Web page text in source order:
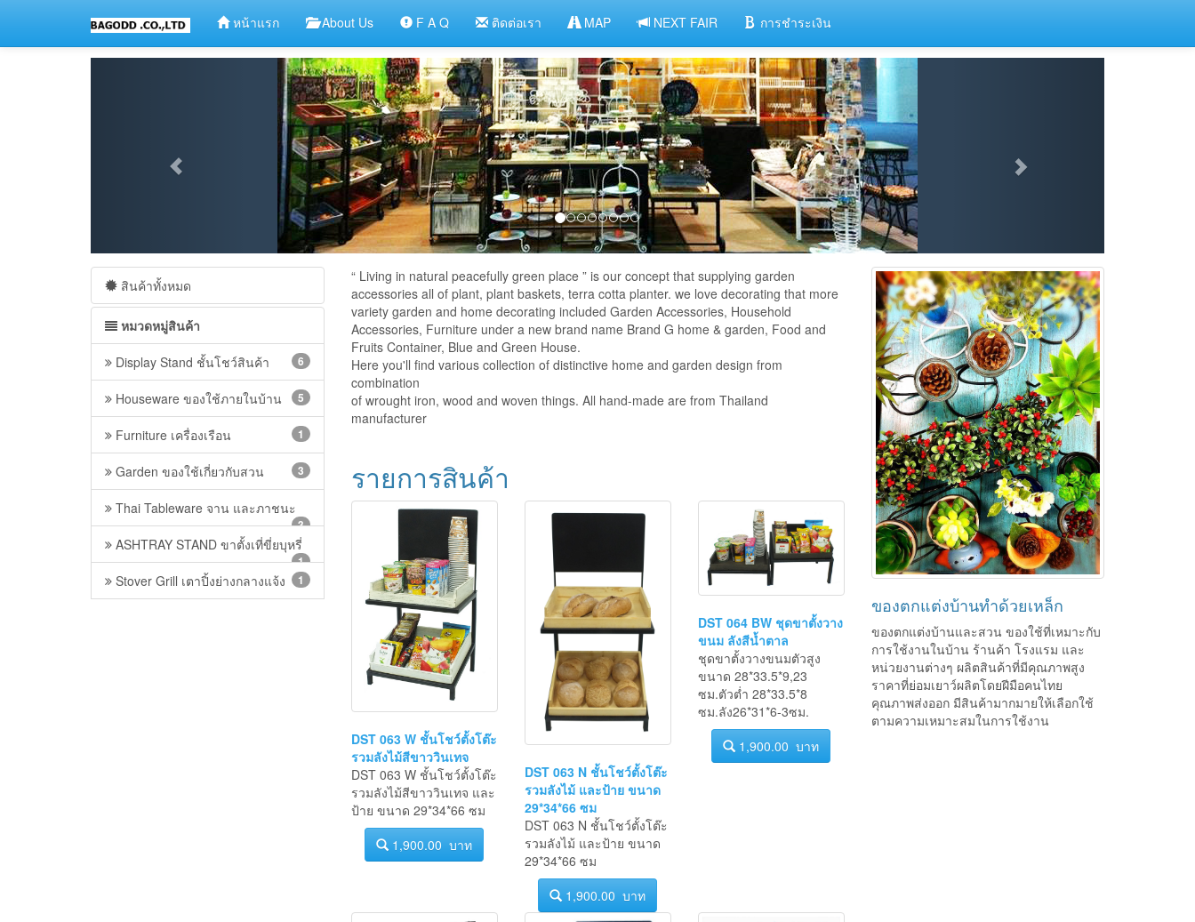
หน้าแรก About Us F A Q ติดต่อเรา MAP NEXT FAIR การชำระเงิน
สินค้าทั้งหมด
หมวดหมู่สินค้า
Display Stand ชั้นโชว์สินค้า 6
Houseware ของใช้ภายในบ้าน 5
Furniture เครื่องเรือน 1
Garden ของใช้เกี่ยวกับสวน 3
Thai Tableware จาน และภาชนะ
3
ASHTRAY STAND ขาตั้งเที่ขี่ยบุหรี่
1
Stover Grill เตาปิ้งย่างกลางแจ้ง 1
“ Living in natural peacefully green place ” is our concept that supplying garden
accessories all of plant, plant baskets, terra cotta planter. we love decorating that more
variety garden and home decorating included Garden Accessories, Household
Accessories, Furniture under a new brand name Brand G home & garden, Food and
Fruits Container, Blue and Green House.
Here you'll find various collection of distinctive home and garden design from
combination
of wrought iron, wood and woven things. All hand-made are from Thailand
รายการสินค้า
DST 063 W ชั้นโชว์ตั้งโต๊ะ
รวมลังไม้สีขาววินเทจ
DST 063 W ชั้นโชว์ตั้งโต๊ะ
รวมลังไม้สีขาววินเทจ และ
ป้าย ขนาด 29*34*66 ซม
1,900.00 บาท
DST 063 N ชั้นโชว์ตั้งโต๊ะ
รวมลังไม้ และป้าย ขนาด
29*34*66 ซม
DST 063 N ชั้นโชว์ตั้งโต๊ะ
รวมลังไม้ และป้าย ขนาด
29*34*66 ซม
1,900.00 บาท
DST 064 BW ชุดขาตั้งวาง
ขนม ลังสีน้ำตาล
ชุดขาตั้งวางขนมตัวสูง
ขนาด 28*33.5*9,23
ซม.ตัวต่ำ 28*33.5*8
ซม.ลัง26*31*6-3ซม.
1,900.00 บาท
ของตกแต่งบ้านทำด้วยเหล็ก
ของตกแต่งบ้านและสวน ของใช้ที่เหมาะกับ
การใช้งานในบ้าน ร้านค้า โรงแรม และ
หน่วยงานต่างๆ ผลิตสินค้าที่มีคุณภาพสูง
ราคาที่ย่อมเยาว์ผลิตโดยฝีมือคนไทย
คุณภาพส่งออก มีสินค้ามากมายให้เลือกใช้